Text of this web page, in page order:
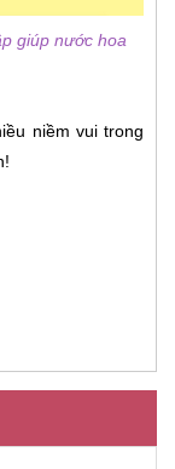
giúp nước hoa
niềm vui trong